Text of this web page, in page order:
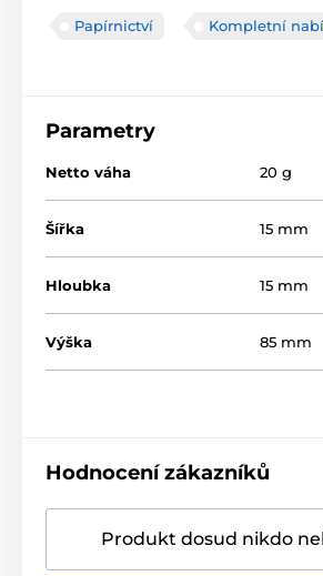
Papírnictví Kompletní
Parametry
Netto váha 20 g
Šířka 15 mm
Hloubka 15 mm
Výška 85 mm
Hodnocení zákazníků
Produkt dosud nikdo